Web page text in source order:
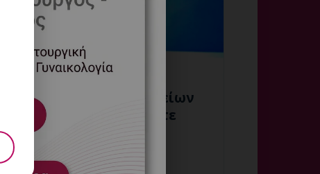
Έλεγχος Ζωτικών Σημείων
πριν τη Θεραπεία: Πότε
Είναι Απαραίτητος;
6 Αυγούστου, 2026